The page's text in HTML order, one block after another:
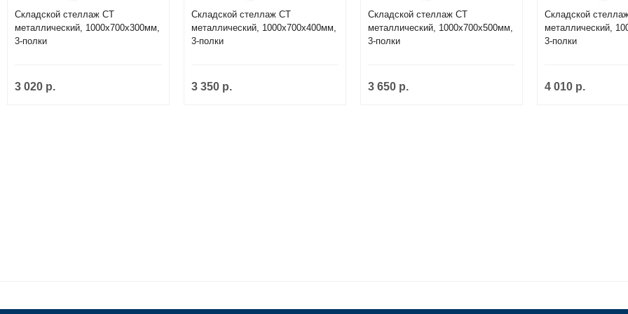
Складской стеллаж СТ
металлический, 1000х700х300мм,
3-полки
3 020 р.
Складской стеллаж СТ
металлический, 1000х700х400мм,
3-полки
3 350 р.
Складской стеллаж СТ
металлический, 1000х700х500мм,
3-полки
3 650 р.
Складской
металлический,
3-полки
4 010 р.